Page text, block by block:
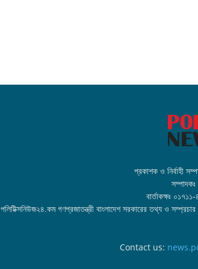
প্রকাশক ও নির্বাহী
সম্পাদকঃ
বার্তাকক্ষঃ
পলিটিক্সনিউজ২৪.কম গণপ্রজাতন্ত্রী বাংলাদেশ সরকারের তথ্য ও
Contact us: